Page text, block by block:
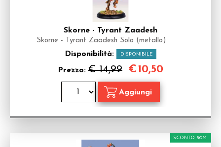
Skorne - Tyrant Zaadesh
Skorne - Tyrant Zaadesh Solo (metallo)
Disponibilità: DISPONIBILE
Prezzo: € 14,99 €10,50
SCONTO 30%